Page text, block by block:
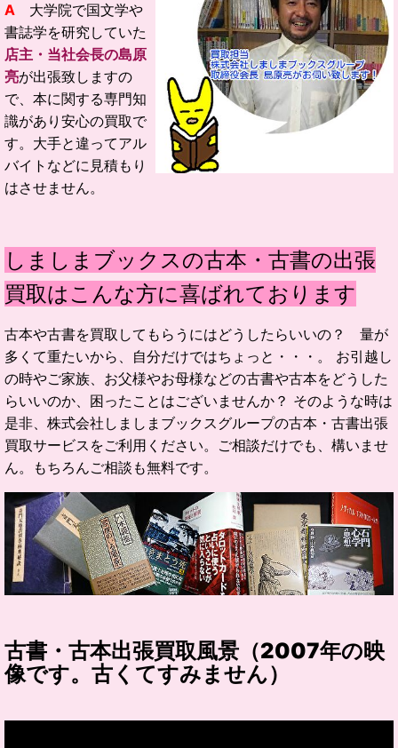
A 大学院で国文学や
書誌学を研究していた
店主・当社会長の島原
亮が出張致しますの
で、本に関する専門知
識があり安心の買取で
す。大手と違ってアル
バイトなどに見積もり
はさせません。
しましまブックスの古本・古書の出張
買取はこんな方に喜ばれております
古本や古書を買取してもらうにはどうしたらいいの？ 量が
多くて重たいから、自分だけではちょっと・・・。 お引越し
の時やご家族、お父様やお母様などの古書や古本をどうした
らいいのか、困ったことはございませんか？ そのような時は
是非、株式会社しましまブックスグループの古本・古書出張
買取サービスをご利用ください。ご相談だけでも、構いませ
ん。もちろんご相談も無料です。
古書・古本出張買取風景（2007年の映
像です。古くてすみません）